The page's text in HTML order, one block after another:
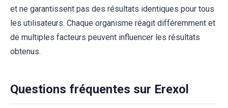
et ne garantissent pas des résultats identiques pour tous
les utilisateurs. Chaque organisme réagit différemment et
de multiples facteurs peuvent influencer les résultats
obtenus.
Questions fréquentes sur Erexol